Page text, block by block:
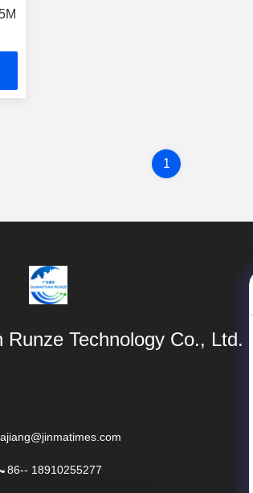
1
Runze Technology Co., Ltd.
86-- 18910255277